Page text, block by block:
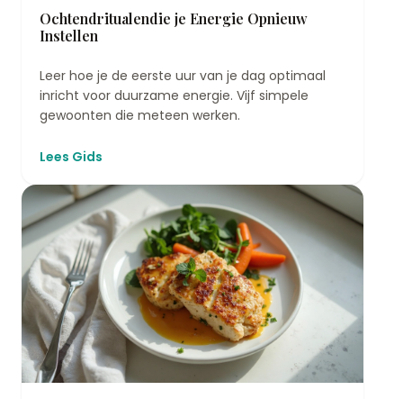
Ochtendritualendie je Energie Opnieuw
Instellen
Leer hoe je de eerste uur van je dag optimaal
inricht voor duurzame energie. Vijf simpele
gewoonten die meteen werken.
Lees Gids